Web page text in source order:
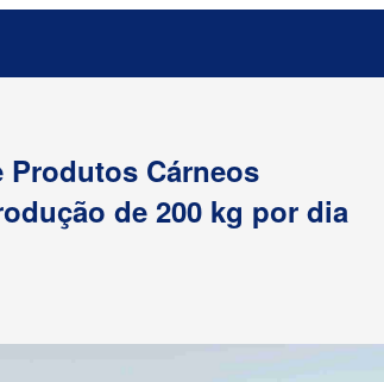
Produtos Cárneos
de 200 kg por dia